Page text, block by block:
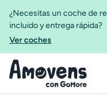
¿Necesitas un coche de
incluido y entrega rápida?
Ver coches